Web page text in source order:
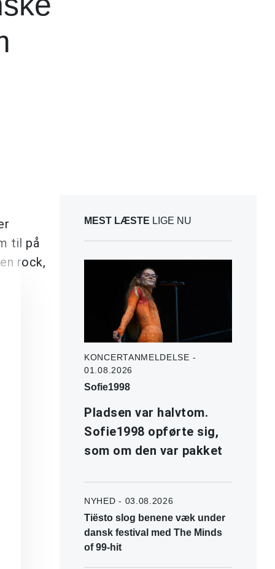
til på
rock,
MEST LÆSTE LIGE NU
KONCERTANMELDELSE -
01.08.2026
Sofie1998
Pladsen var halvtom.
Sofie1998 opførte sig,
som om den var pakket
NYHED - 03.08.2026
Tiësto slog benene væk under
dansk festival med The Minds
of 99-hit